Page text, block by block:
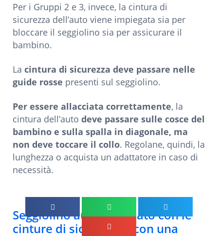
Per i Gruppi 2 e 3, invece, la cintura di
sicurezza dell’auto viene impiegata sia per
bloccare il seggiolino sia per assicurare il
bambino.
La cintura di sicurezza deve passare nelle
guide rosse presenti sul seggiolino.
Per essere allacciata correttamente, la
cintura dell’auto deve passare sulle cosce del
bambino e sulla spalla in diagonale, ma
non deve toccare il collo. Regolane, quindi, la
lunghezza o acquista un adattatore in caso di
necessità.
Seggiolino auto installato con le
cinture di sicurezza e con una